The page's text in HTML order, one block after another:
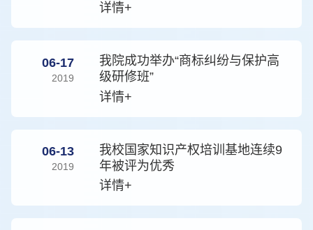
详情+
06-17
2019
我院成功举办“商标纠纷与保护高
级研修班”
详情+
06-13
2019
我校国家知识产权培训基地连续9
年被评为优秀
详情+